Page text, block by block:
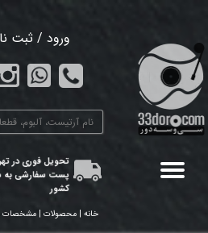
ورود / ثبت
تغییر گذر واژه
سفارشات
تحویل فوری در
پست سفارشی به
کشور
خانه | محصولات |